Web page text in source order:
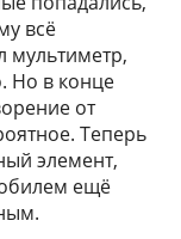
всё
мультиметр,
Но в конце
от
Теперь
элемент,
ещё